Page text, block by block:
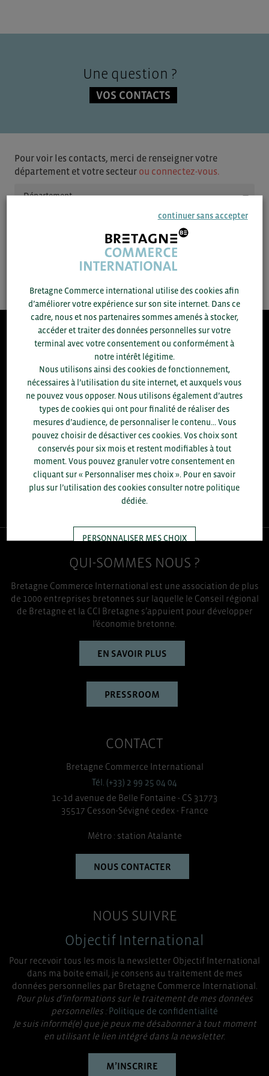
Une question ?
VOS CONTACTS
Pour voir les contacts, merci de renseigner votre
département et votre secteur ou connectez-vous.
SAUVEGARDER
8.300
ACCOMPAGNEMENTS RÉALISÉS EN 2025
développement commercial, conseils réglementaires, réunions
d'information....
+1.700 ENTREPRISES DIFFÉRENTES
96 % D'ENTREPRISES SATISFAITES
enquête réalisée auprès de 300 entreprises
QUI-SOMMES NOUS ?
Bretagne Commerce International est une association de plus
de 1000 entreprises bretonnes sur laquelle le Conseil régional
de Bretagne et la CCI Bretagne s’appuient pour développer
l’économie bretonne.
EN SAVOIR PLUS
PRESSROOM
CONTACT
Bretagne Commerce International
Tél. (+33) 2 99 25 04 04
1c-1d avenue de Belle Fontaine - CS 31773
35517 Cesson-Sévigné cedex - France
Métro : station Atalante
NOUS CONTACTER
NOUS SUIVRE
Objectif International
Pour recevoir tous les mois la newsletter Objectif International
dans ma boite email, je consens au traitement de mes
données personnelles par Bretagne Commerce International.
Pour plus d’informations sur le traitement de mes données
personnelles :Politique de confidentialité
Je suis informé(e) que je peux me désabonner à tout moment
en utilisant le lien intégré dans la newsletter.
M’INSCRIRE
continuer sans accepter
Bretagne Commerce international utilise des cookies afin
d’améliorer votre expérience sur son site internet. Dans ce
cadre, nous et nos partenaires sommes amenés à stocker,
accéder et traiter des données personnelles sur votre
terminal avec votre consentement ou conformément à
notre intérêt légitime.
Nous utilisons ainsi des cookies de fonctionnement,
nécessaires à l’utilisation du site internet, et auxquels vous
ne pouvez vous opposer. Nous utilisons également d’autres
types de cookies qui ont pour finalité de réaliser des
mesures d’audience, de personnaliser le contenu... Vous
pouvez choisir de désactiver ces cookies. Vos choix sont
conservés pour six mois et restent modifiables à tout
moment. Vous pouvez granuler votre consentement en
cliquant sur « Personnaliser mes choix ». Pour en savoir
plus sur l’utilisation des cookies consulter notre politique
dédiée.
PERSONNALISER MES CHOIX